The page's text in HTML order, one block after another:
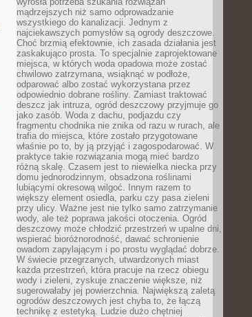
mądrzejszych niż samo odprowadzanie
wszystkiego do kanalizacji. Jednym z
najciekawszych pomysłów są ogrody deszczowe.
Choć brzmią efektownie, ich zasada działania jest
zaskakująco prosta. To specjalnie zaprojektowane
miejsca, w których woda opadowa może zostać
chwilowo zatrzymana, wsiąknąć w podłoże,
odparować albo zostać wykorzystana przez
odpowiednio dobrane rośliny. Zamiast traktować
deszcz jak intruza, ogród deszczowy przyjmuje go
jako zasób. Woda z dachu, podjazdu czy
fragmentu chodnika nie znika od razu w rurach, ale
trafia do miejsca, które zostało przygotowane
właśnie po to, by ją przyjąć i zagospodarować. W
praktyce takie rozwiązania mogą mieć bardzo
różną skalę. Czasem jest to niewielka niecka przy
domu jednorodzinnym, obsadzona roślinami
lubiącymi okresową wilgoć. Innym razem to
większy element osiedla, parku czy pasa zieleni
przy ulicy. Ważne jest nie tylko samo zatrzymanie
wody, ale też poprawa jakości otoczenia. Ogród
deszczowy może chłodzić przestrzeń w upalne dni,
wspierać bioróżnorodność, dawać schronienie
owadom zapylającym i po prostu wyglądać dobrze.
W świecie przegrzanych, utwardzonych miast
każda przestrzeń, która pracuje na rzecz obiegu
wody i zieleni, zyskuje znaczenie większe, niż
sugerowałaby jej powierzchnia. Największą zaletą
ogrodów deszczowych jest chyba to, że łączą
technikę z estetyką. Ludzie dużo chętniej